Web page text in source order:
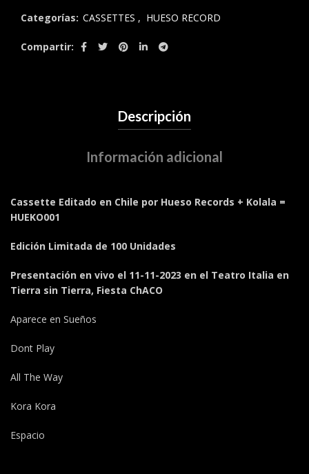
Categorías: CASSETTES , HUESO RECORD
Compartir
Descripción
Información adicional
Cassette Editado en Chile por Hueso Records + Kolala =
HUEKO001
Edición Limitada de 100 Unidades
Presentación en vivo el 11-11-2023 en el Teatro Italia en
Tierra sin Tierra, Fiesta ChACO
Aparece en Sueños
Dont Play
All The Way
Kora Kora
Espacio